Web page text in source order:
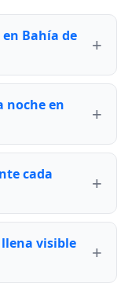
Bahía de
noche en
cada
visible